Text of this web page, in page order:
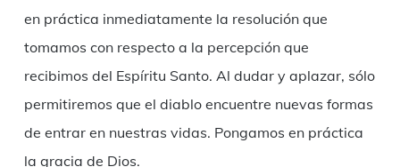
en práctica inmediatamente la resolución que
tomamos con respecto a la percepción que
recibimos del Espíritu Santo. Al dudar y aplazar, sólo
permitiremos que el diablo encuentre nuevas formas
de entrar en nuestras vidas. Pongamos en práctica
la gracia de Dios.